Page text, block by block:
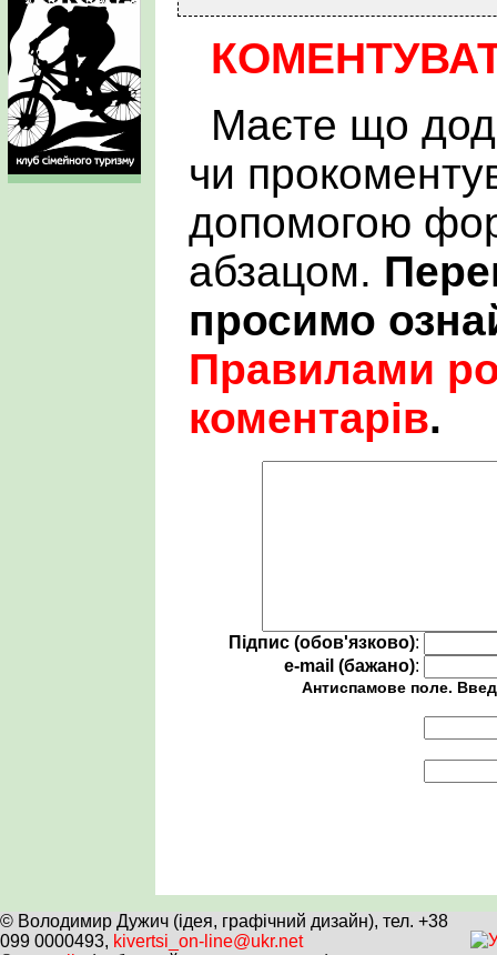
Маєте що
чи
допомогою
абзацом.
просимо
Правилами
коментарів.
Підпис (обов'язково):
e-mail (бажано):
Антиспамове поле.
© Володимир Дужич (ідея, графічний дизайн), тел. +38
099 0000493, kivertsi_on-line@ukr.net